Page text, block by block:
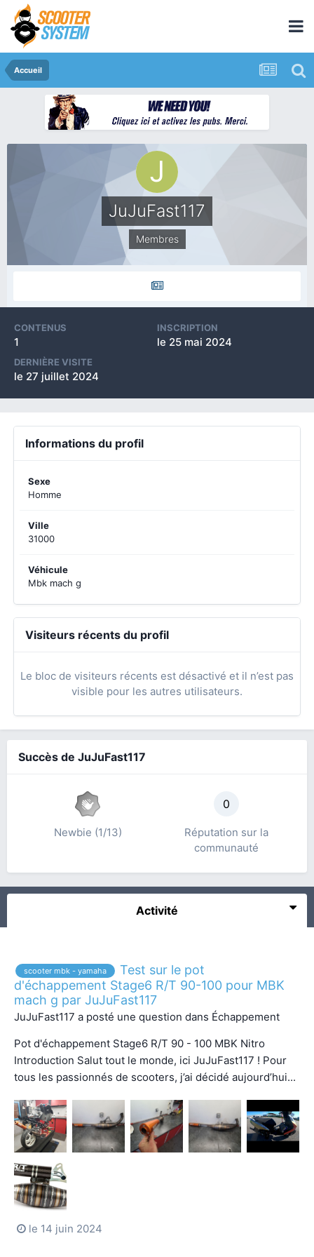
Accueil
JuJuFast117
Membres
CONTENUS
1
INSCRIPTION
le 25 mai 2024
DERNIÈRE VISITE
le 27 juillet 2024
Informations du profil
Sexe
Homme
Ville
31000
Véhicule
Mbk mach g
Visiteurs récents du profil
Le bloc de visiteurs récents est désactivé et il n’est pas
visible pour les autres utilisateurs.
Succès de JuJuFast117
Newbie (1/13)
0
Réputation sur la
communauté
Activité
scooter mbk - yamaha
Test sur le pot
d'échappement Stage6 R/T 90-100 pour MBK
mach g par JuJuFast117
JuJuFast117 a posté une question dans Échappement
Pot d'échappement Stage6 R/T 90 - 100 MBK Nitro
Introduction Salut tout le monde, ici JuJuFast117 ! Pour
tous les passionnés de scooters, j’ai décidé aujourd’hui...
le 14 juin 2024